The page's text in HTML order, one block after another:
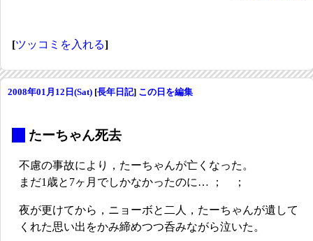
[ツッコミを入れる]
2008年01月12日(Sat) [長年日記] この日を編集
たーちゃん死去
不慮の事故により，たーちゃんが亡くなった。
まだ1歳と7ヶ月でしかなかったのに… ； ；
夜が更けてから，ニョーボと二人，たーちゃんが遺して
くれた思い出をかみ締めつつ呑みながら泣いた。